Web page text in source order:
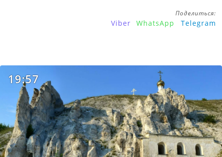
Поделиться:
Viber WhatsApp Telegram
19:57